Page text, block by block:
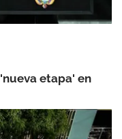
etapa' en